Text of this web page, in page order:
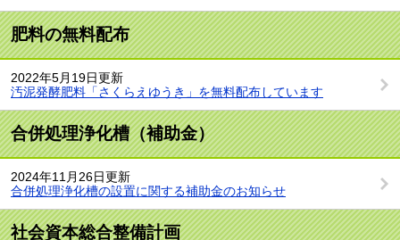
肥料の無料配布
2022年5月19日更新
汚泥発酵肥料「さくらえゆうき」を無料配布しています
合併処理浄化槽（補助金）
2024年11月26日更新
合併処理浄化槽の設置に関する補助金のお知らせ
社会資本総合整備計画